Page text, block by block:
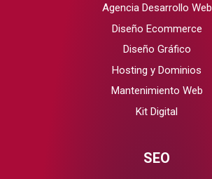
Agencia Desarrollo Web
Diseño Ecommerce
Diseño Gráfico
Hosting y Dominios
Mantenimiento Web
Kit Digital
SEO